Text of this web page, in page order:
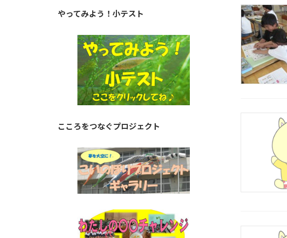
やってみよう！小テスト
こころをつなぐプロジェクト